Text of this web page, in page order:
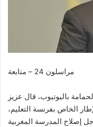
مراسلون 24 – متابعة
باليوتيوب، قال عزيز
الخاص بفرنسة التعليم،